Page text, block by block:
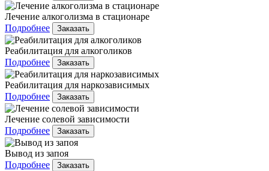
Лечение алкоголизма в стационаре
Подробнее
Заказать
Реабилитация для алкоголиков
Подробнее
Заказать
Реабилитация для наркозависимых
Подробнее
Заказать
Лечение солевой зависимости
Подробнее
Заказать
Вывод из запоя
Подробнее
Заказать